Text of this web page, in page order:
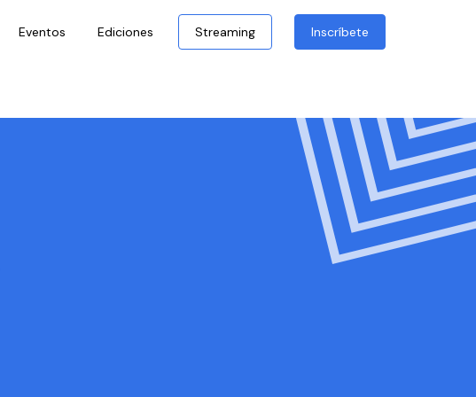
Eventos Ediciones Streaming Inscríbete